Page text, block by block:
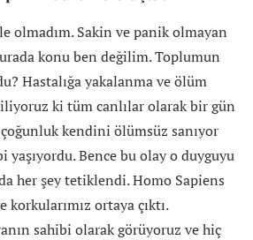
olmadım. Sakin ve panik olmayan
konu ben değilim. Toplumun
Hastalığa yakalanma ve ölüm
ki tüm canlılar olarak bir gün
kendini ölümsüz sanıyor
yaşıyordu. Bence bu olay o duyguyu
her şey tetiklendi. Homo Sapiens
korkularımız ortaya çıktı.
sahibi olarak görüyoruz ve hiç